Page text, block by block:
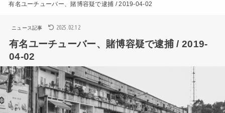
有名ユーチューバー、賭博容疑で逮捕 / 2019-04-02
ニュース記事 2025.02.12
有名ユーチューバー、賭博容疑で逮捕 / 2019-
04-02